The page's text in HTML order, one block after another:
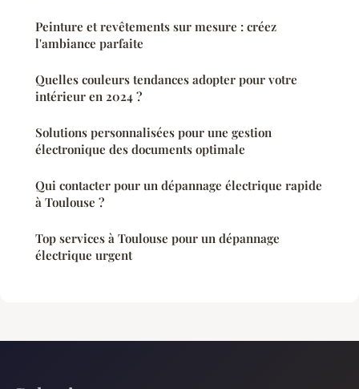
Peinture et revêtements sur mesure : créez
l'ambiance parfaite
Quelles couleurs tendances adopter pour votre
intérieur en 2024 ?
Solutions personnalisées pour une gestion
électronique des documents optimale
Qui contacter pour un dépannage électrique rapide
à Toulouse ?
Top services à Toulouse pour un dépannage
électrique urgent